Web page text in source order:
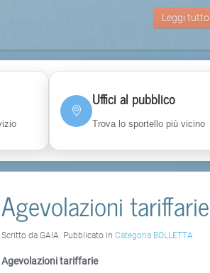
Leggi tutto
Uffici al pubblico
Trova lo sportello più vicino
Agevolazioni tariffarie
Scritto da GAIA. Pubblicato inCategoria BOLLETTA
Agevolazioni tariffarie